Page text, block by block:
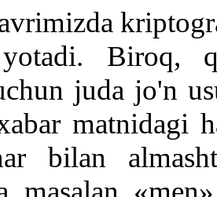
Biroq,
juda jo'n
matnidagi
bilan